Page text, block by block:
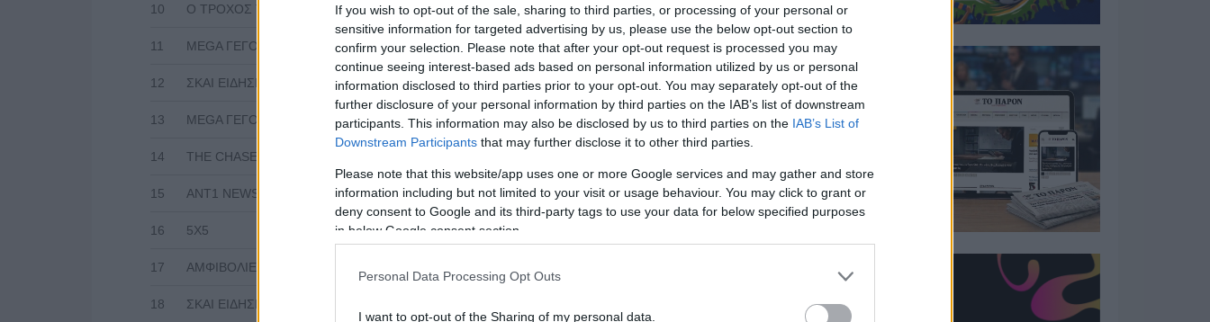
If you wish to opt-out of the sale, sharing to third parties, or processing of your personal or
sensitive information for targeted advertising by us, please use the below opt-out section to
confirm your selection. Please note that after your opt-out request is processed you may
continue seeing interest-based ads based on personal information utilized by us or personal
information disclosed to third parties prior to your opt-out. You may separately opt-out of the
further disclosure of your personal information by third parties on the IAB’s list of downstream
participants. This information may also be disclosed by us to third parties on the IAB’s List of
Downstream Participants that may further disclose it to other third parties.
Please note that this website/app uses one or more Google services and may gather and store
information including but not limited to your visit or usage behaviour. You may click to grant or
deny consent to Google and its third-party tags to use your data for below specified purposes
in below Google consent section.
Personal Data Processing Opt Outs
I want to opt-out of the Sharing of my personal data.
10 Ο ΤΡΟΧΟΣ ΤΗΣ ΤΥΧΗΣ STAR 521.114
11 MEGA ΓΕΓΟΝΟΤΑ MEGA 496.154
12 ΣΚΑΙ ΕΙΔΗΣΕΙΣ SKAI 459.882
13 MEGA ΓΕΓΟΝΟΤΑ MEGA 420.389
14 THE CHASE
15 ANT1 NEWS ANTENNA 400.891
16 5X5 ANTENNA
17 ΑΜΦΙΒΟΛΙΕΣ
18 ΣΚΑΙ ΕΙΔΗΣΕΙΣ